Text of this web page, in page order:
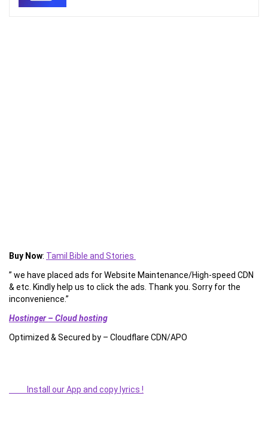
Buy Now: Tamil Bible and Stories
” we have placed ads for Website Maintenance/High-speed CDN
& etc. Kindly help us to click the ads. Thank you. Sorry for the
inconvenience.”
Hostinger – Cloud hosting
Optimized & Secured by – Cloudflare CDN/APO
Install our App and copy lyrics !